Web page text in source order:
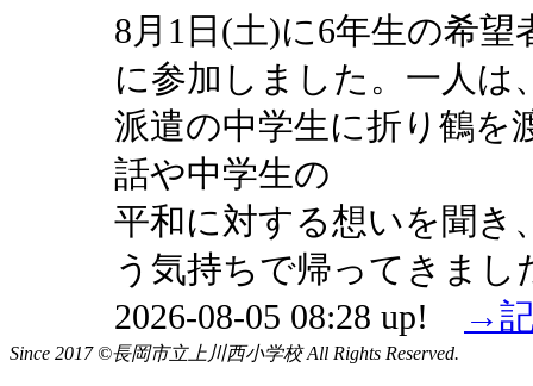
8月1日(土)に6年生の希
に参加しました。一人は
派遣の中学生に折り鶴を
話や中学生の
平和に対する想いを聞き
う気持ちで帰ってきまし
2026-08-05 08:28 up!
→
Since 2017 ©長岡市立上川西小学校 All Rights Reserved.